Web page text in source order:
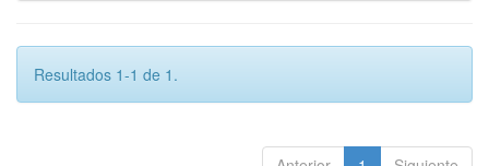
Resultados 1-1 de 1.